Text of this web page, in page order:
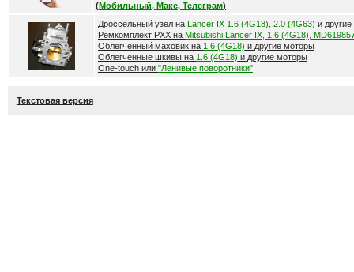
(Мобильный, Макс, Телеграм)
Дроссельный узел на Lancer IX 1.6 (4G18), 2.0 (4G63) и
Ремкомплект РХХ на Mitsubishi Lancer IX, 1.6 (4G18),
Облегченный маховик на 1.6 (4G18) и другие моторы
Облегченные шкивы на 1.6 (4G18) и другие моторы
One-touch или "Ленивые поворотники"
Текстовая версия